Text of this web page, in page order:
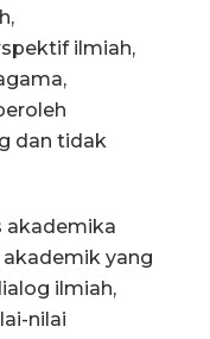
ilmiah,
dan tidak
akademika
yang
ilmiah,
nilai